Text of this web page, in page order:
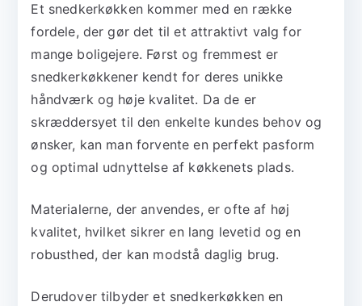
Et snedkerkøkken kommer med en række
fordele, der gør det til et attraktivt valg for
mange boligejere. Først og fremmest er
snedkerkøkkener kendt for deres unikke
håndværk og høje kvalitet. Da de er
skræddersyet til den enkelte kundes behov og
ønsker, kan man forvente en perfekt pasform
og optimal udnyttelse af køkkenets plads.
Materialerne, der anvendes, er ofte af høj
kvalitet, hvilket sikrer en lang levetid og en
robusthed, der kan modstå daglig brug.
Derudover tilbyder et snedkerkøkken en